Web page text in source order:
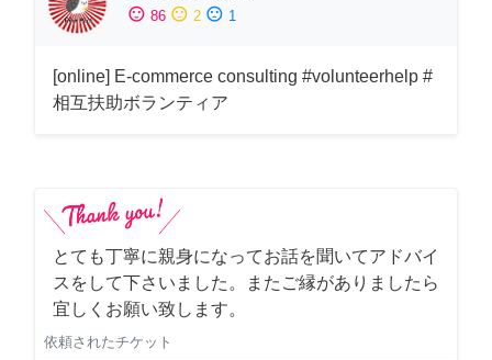
sentiment_satisfied 86 sentiment_neutral 2 sentiment_dissatisfied 1
[online] E-commerce consulting #volunteerhelp #
相互扶助ボランティア
とても丁寧に親身になってお話を聞いてアドバイ
スをして下さいました。またご縁がありましたら
宜しくお願い致します。
依頼されたチケット